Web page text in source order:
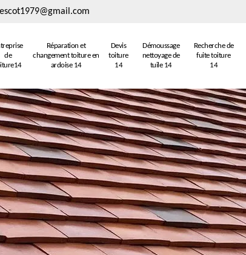
de
Réparation et
changement toiture en
ardoise 14
Devis
toiture
14
Démoussage
nettoyage de
tuile 14
Recherche de
fuite toiture
14